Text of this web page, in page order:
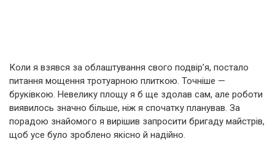
Коли я взявся за облаштування свого подвір’я, постало
питання мощення тротуарною плиткою. Точніше —
бруківкою. Невелику площу я б ще здолав сам, але роботи
виявилось значно більше, ніж я спочатку планував. За
порадою знайомого я вирішив запросити бригаду майстрів,
щоб усе було зроблено якісно й надійно.